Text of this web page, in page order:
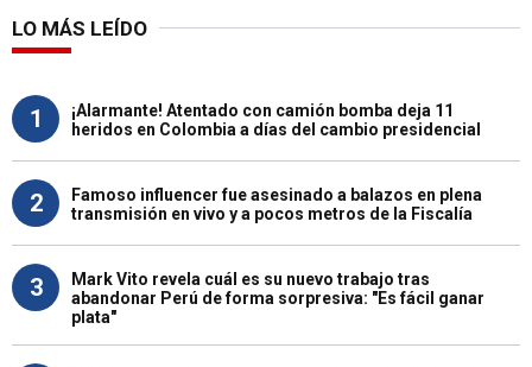
LO MÁS LEÍDO
1
¡Alarmante! Atentado con camión bomba deja 11
heridos en Colombia a días del cambio presidencial
2
Famoso influencer fue asesinado a balazos en plena
transmisión en vivo y a pocos metros de la Fiscalía
3
Mark Vito revela cuál es su nuevo trabajo tras
abandonar Perú de forma sorpresiva: "Es fácil ganar
plata"